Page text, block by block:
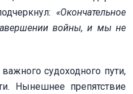
«Окончательное
войны, и мы не
судоходного пути,
Нынешнее препятствие